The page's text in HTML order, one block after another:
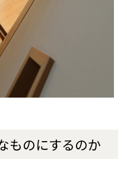
ものにするのか